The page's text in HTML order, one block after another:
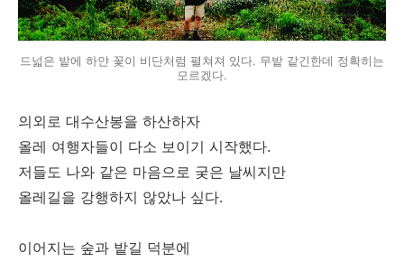
드넓은 밭에 하얀 꽃이 비단처럼 펼쳐져 있다. 무밭 같긴한데 정확히는
모르겠다.
의외로 대수산봉을 하산하자
올레 여행자들이 다소 보이기 시작했다.
저들도 나와 같은 마음으로 궂은 날씨지만
올레길을 강행하지 않았나 싶다.
이어지는 숲과 밭길 덕분에